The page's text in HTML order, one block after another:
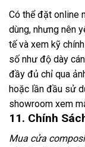
Có thể đặt online
dùng, nhưng nên
tế và xem kỹ
số như độ dày
đầy đủ chỉ qua
hoặc lần đầu sử
showroom xem
11. Chính
Mua cửa